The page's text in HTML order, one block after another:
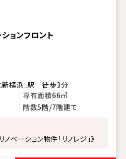
ョンフロント
新横浜」駅 徒歩3分
専有面積66㎡
階数5階/7階建て
ベーション物件「リノレジ」》